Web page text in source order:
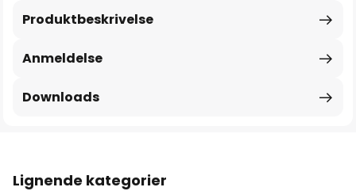
Produktbeskrivelse
Anmeldelse
Downloads
Lignende kategorier